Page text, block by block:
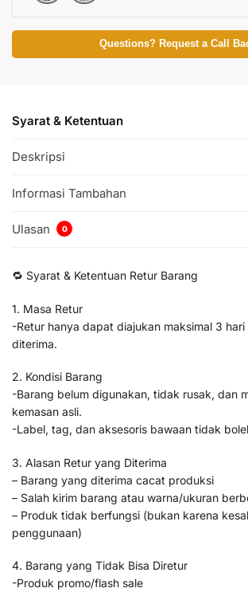
Questions? Request a Call
Syarat & Ketentuan
Deskripsi
Informasi Tambahan
Ulasan 0
🔁 Syarat & Ketentuan Retur Barang
1. Masa Retur
-Retur hanya dapat diajukan maksimal 3
diterima.
2. Kondisi Barang
-Barang belum digunakan, tidak rusak, dan
kemasan asli.
-Label, tag, dan aksesoris bawaan tidak
3. Alasan Retur yang Diterima
– Barang yang diterima cacat produksi
– Salah kirim barang atau warna/ukuran
– Produk tidak berfungsi (bukan karena
penggunaan)
4. Barang yang Tidak Bisa Diretur
-Produk promo/flash sale